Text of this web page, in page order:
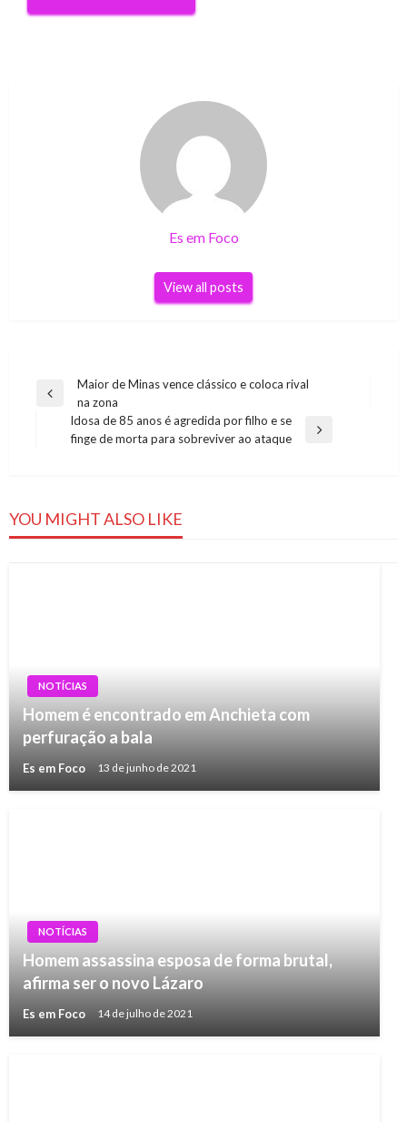
Es em Foco
View all posts
Navegação
Post
Previous
Maior de Minas vence clássico e coloca rival
na zona
Next
Idosa de 85 anos é agredida por filho e se
finge de morta para sobreviver ao ataque
YOU MIGHT ALSO LIKE
NOTÍCIAS
Homem é encontrado em Anchieta com
perfuração a bala
Es em Foco 13 de junho de 2021
NOTÍCIAS
Homem assassina esposa de forma brutal,
afirma ser o novo Lázaro
Es em Foco 14 de julho de 2021